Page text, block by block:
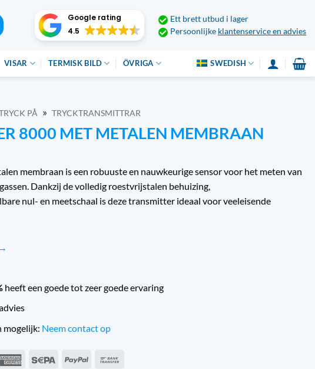
Google rating
4.5
Ett brett utbud i lager
Persoonlijke klantenservice en advies
VISAR TERMISK BILD ÖVRIGA SWEDISH
PÅ » TRYCKTRANSMITTRAR
8000 MET METALEN MEMBRAAN
membraan is een robuuste en nauwkeurige sensor voor het meten van
Dankzij de volledig roestvrijstalen behuizing,
nul- en meetschaal is deze transmitter ideaal voor veeleisende
heeft een goede tot zeer goede ervaring
mogelijk: Neem contact op
American Sepa PayPal